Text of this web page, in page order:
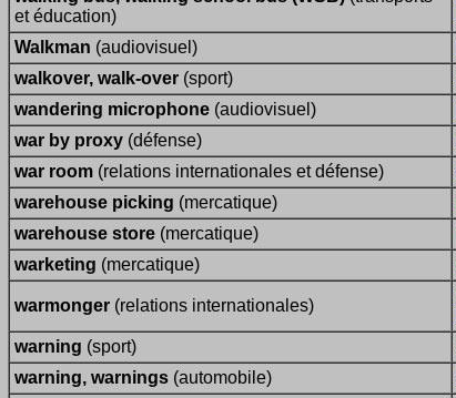
et éducation)
Walkman (audiovisuel)
walkover, walk-over (sport)
wandering microphone (audiovisuel)
war by proxy (défense)
war room (relations internationales et défense)
warehouse picking (mercatique)
warehouse store (mercatique)
warketing (mercatique)
warmonger (relations internationales)
warning (sport)
warning, warnings (automobile)